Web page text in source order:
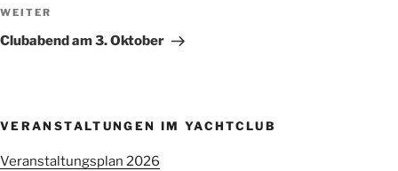
Nächster
Beitrag
WEITER
Clubabend am 3. Oktober
VERANSTALTUNGEN IM YACHTCLUB
Veranstaltungsplan 2026